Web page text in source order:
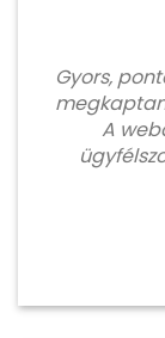
Gyors,
A